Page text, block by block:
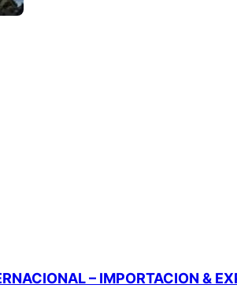
– IMPORTACION &